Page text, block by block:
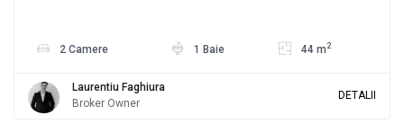
2 Camere 1 Baie 44 m 2
Laurentiu Faghiura
Broker Owner
DETALII